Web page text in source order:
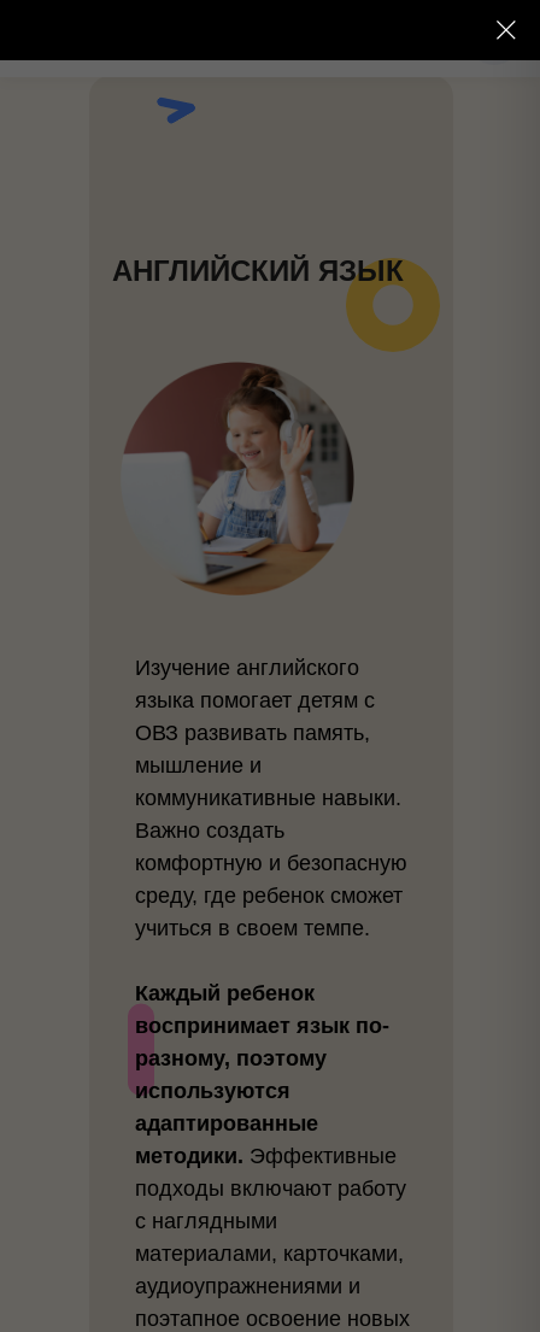
Изучение английского
языка помогает детям с
ОВЗ развивать память,
мышление и
коммуникативные навыки.
Важно создать
комфортную и безопасную
среду, где ребенок сможет
учиться в своем темпе.
Каждый ребенок
воспринимает язык по-
разному, поэтому
используются
адаптированные
методики. Эффективные
подходы включают работу
с наглядными
материалами, карточками,
аудиоупражнениями и
поэтапное освоение новых
АНГЛИЙСКИЙ ЯЗЫК